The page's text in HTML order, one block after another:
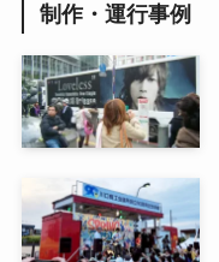
制作・運行事例